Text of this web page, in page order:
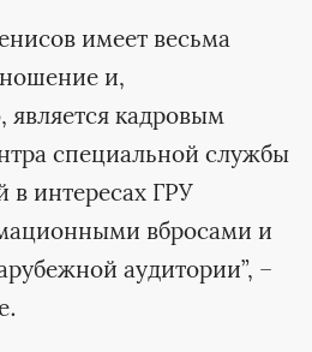
имеет весьма
и,
кадровым
специальной службы
в интересах ГРУ
вбросами и
аудитории”, –